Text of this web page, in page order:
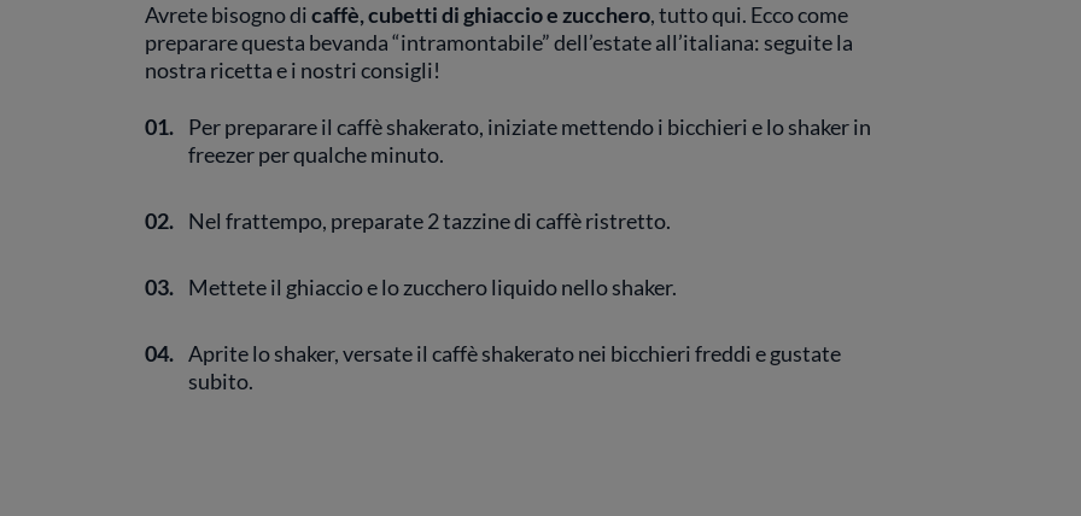
Avrete bisogno dicaffè, cubetti di ghiaccio e zucchero, tutto qui. Ecco come
preparare questa bevanda “intramontabile” dell’estate all’italiana: seguite la
nostra ricetta e i nostri consigli!
01. Per preparare il caffè shakerato, iniziate mettendo i bicchieri e lo shaker in
freezer per qualche minuto.
02. Nel frattempo, preparate 2 tazzine di caffè ristretto.
03. Mettete il ghiaccio e lo zucchero liquido nello shaker.
04. Aprite lo shaker, versate il caffè shakerato nei bicchieri freddi e gustate
subito.